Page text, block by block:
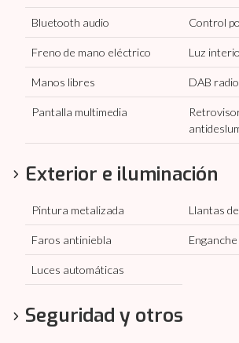
Bluetooth audio Control
Freno de mano eléctrico Luz
Manos libres DAB radio
Pantalla multimedia
Exterior e iluminación
Pintura metalizada Llantas
Faros antiniebla
Luces automáticas
Seguridad y otros